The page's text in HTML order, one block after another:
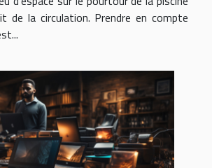
de la circulation. Prendre en compte